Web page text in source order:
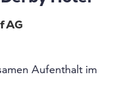
AG
Aufenthalt im